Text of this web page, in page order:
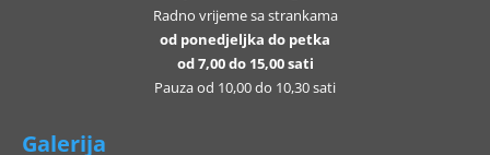
Radno vrijeme sa strankama
od ponedjeljka do petka
od 7,00 do 15,00 sati
Pauza od 10,00 do 10,30 sati
Galerija